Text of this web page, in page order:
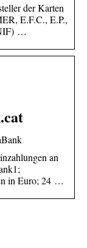
der Karten
E.F.C., E.P.,
…
an
in Euro; 24 …